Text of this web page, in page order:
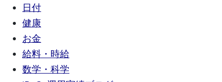
日付
健康
お金
給料・時給
数学・科学